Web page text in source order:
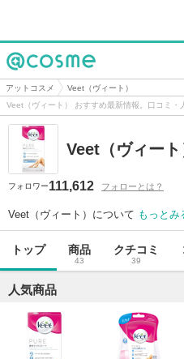
@cosme
アットコスメ
Veet（ヴィート）
Veet（ヴィート） おすすめ最新情報。口コミ・
Veet（ヴィート
フォロワー111,612 フォローとは？
Veet（ヴィート）について もっとみ
トップ 商品
43
クチコミ
39
人気商品